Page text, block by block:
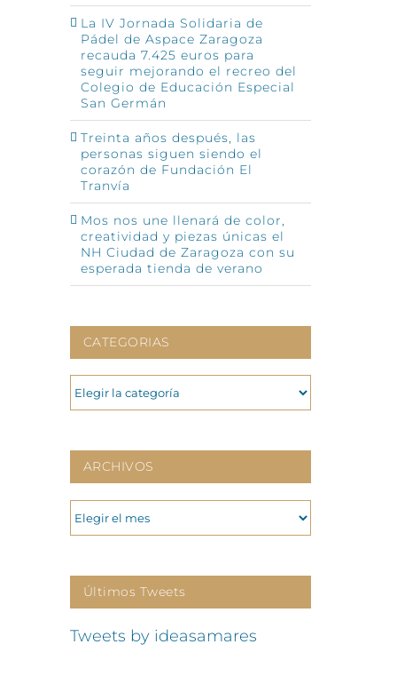
La IV Jornada Solidaria de
Pádel de Aspace Zaragoza
recauda 7.425 euros para
seguir mejorando el recreo del
Colegio de Educación Especial
San Germán
Treinta años después, las
personas siguen siendo el
corazón de Fundación El
Tranvía
Mos nos une llenará de color,
creatividad y piezas únicas el
NH Ciudad de Zaragoza con su
esperada tienda de verano
CATEGORIAS
CATEGORIAS
ARCHIVOS
ARCHIVOS
Últimos Tweets
Tweets by ideasamares